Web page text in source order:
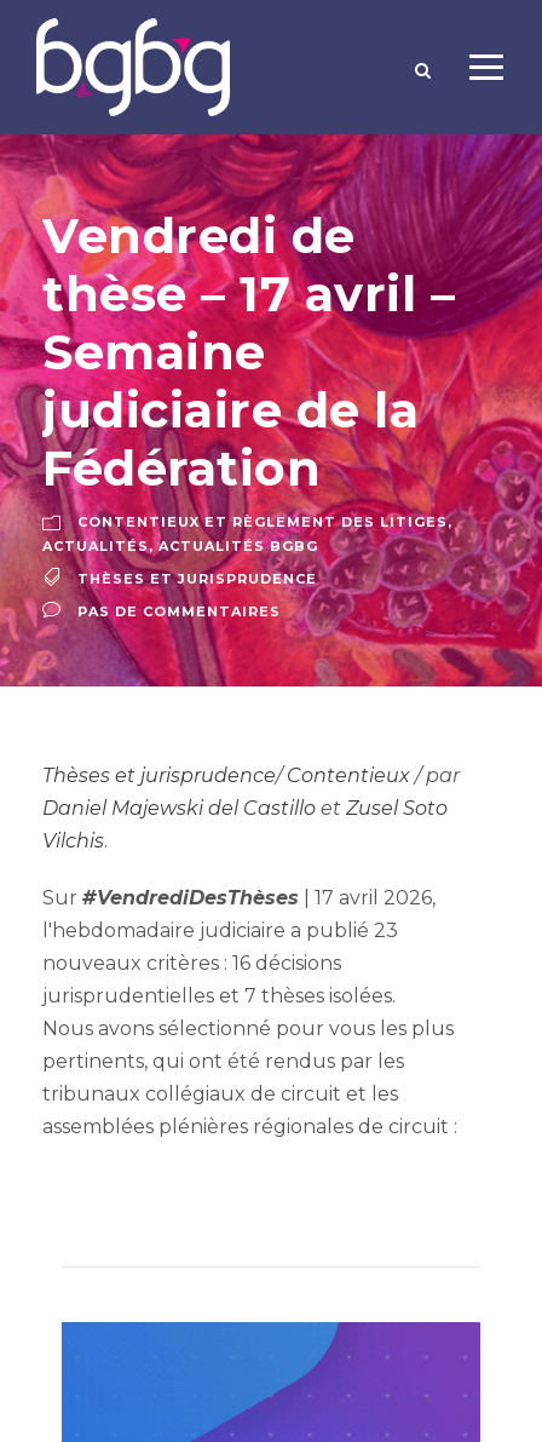
Vendredi de
thèse – 17 avril –
Semaine
judiciaire de la
Fédération
CONTENTIEUX ET RÈGLEMENT DES LITIGES,
ACTUALITÉS, ACTUALITÉS BGBG
THÈSES ET JURISPRUDENCE
PAS DE COMMENTAIRES
Thèses et jurisprudence/Contentieux / par
Daniel Majewski del Castillo et Zusel Soto
Vilchis.
Sur #VendrediDesThèses | 17 avril 2026,
l'hebdomadaire judiciaire a publié 23
nouveaux critères : 16 décisions
jurisprudentielles et 7 thèses isolées.
Nous avons sélectionné pour vous les plus
pertinents, qui ont été rendus par les
tribunaux collégiaux de circuit et les
assemblées plénières régionales de circuit :